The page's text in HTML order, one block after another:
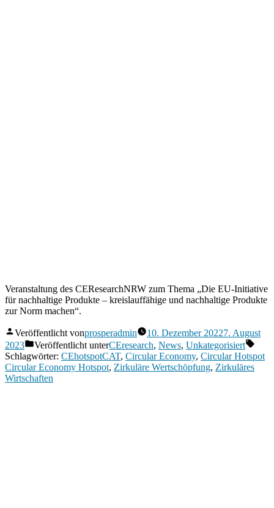
Veranstaltung des CEResearchNRW zum Thema „Die EU-Initiative
für nachhaltige Produkte – kreislauffähige und nachhaltige Produkte
zur Norm machen“.
Veröffentlicht vonprosperadmin 10. Dezember 20227. August
2023
Veröffentlicht unterCEresearch, News, Unkategorisiert
Schlagwörter: CEhotspotCAT, Circular Economy, Circular Hotspot
Circular Economy Hotspot, Zirkuläre Wertschöpfung, Zirkuläres
Wirtschaften